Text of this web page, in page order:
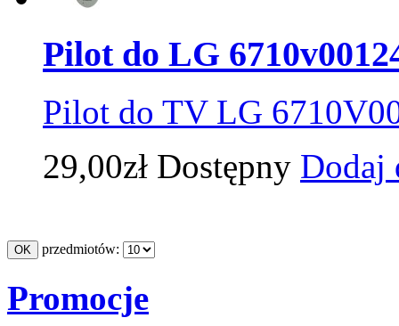
Pilot do LG
Pilot do TV LG
29,00zł Dostępny Dodaj
przedmiotów:
Promocje